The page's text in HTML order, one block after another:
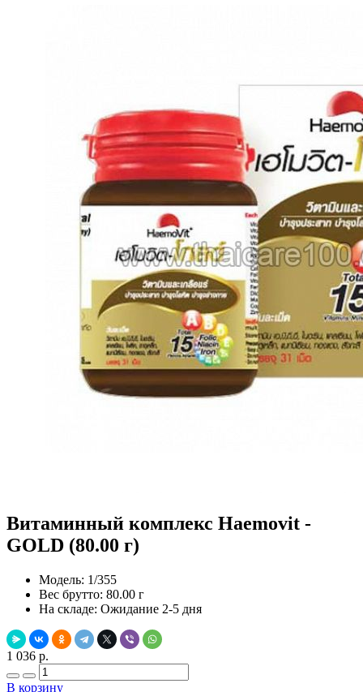
Витаминный комплекс Haemovit -
GOLD (80.00 г)
Модель: 1/355
Вес брутто: 80.00 г
На складе: Ожидание 2-5 дня
1 036 р.
В корзину